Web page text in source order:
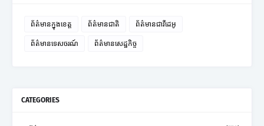
ព័ត៌មានក្នុងខេត្ត ព័ត៌មានជាតិ ព័ត៌មានជាវីដេអូ
ព័ត៌មានទេសចរណ៍ ព័ត៌មានសេដ្ឋកិច្ច
CATEGORIES